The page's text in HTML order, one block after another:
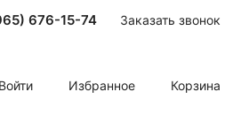
676-15-74 Заказать звонок
Войти
Избранное Корзина